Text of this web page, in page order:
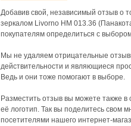
Добавив свой, независимый отзыв о
зеркалом Livorno НМ 013.36
покупателям определиться с
Мы не удаляем отрицательные
действительности и являющиеся
Ведь и они тоже помогают в выборе.
Разместить отзыв вы можете также
её логотип. Так вы поделитесь свом
посетителями нашего интернет-